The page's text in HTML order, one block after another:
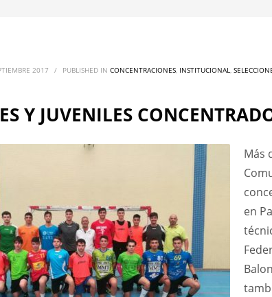
2017 / PUBLISHED IN CONCENTRACIONES, INSTITUCIONAL,
Y JUVENILES
Más
en